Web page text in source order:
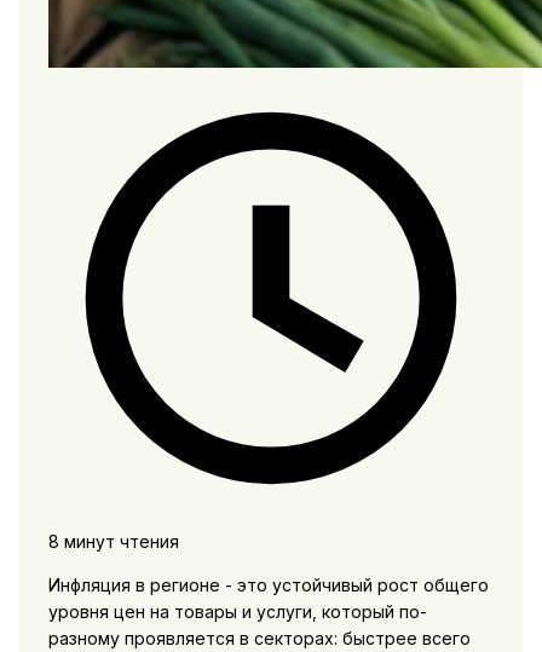
8 минут чтения
Инфляция в регионе - это устойчивый рост общего
уровня цен на товары и услуги, который по-
разному проявляется в секторах: быстрее всего